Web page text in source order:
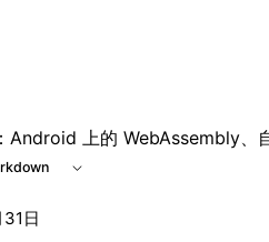
Android 上的 WebAssembly、
日